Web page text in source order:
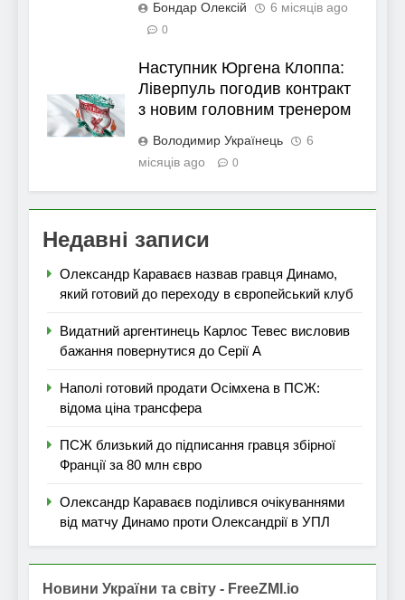
Бондар Олексій 6 місяців ago
0
Наступник Юргена Клоппа:
Ліверпуль погодив контракт
з новим головним тренером
Володимир Українець
6
місяців ago
0
Недавні записи
Олександр Караваєв назвав гравця Динамо,
який готовий до переходу в європейський клуб
Видатний аргентинець Карлос Тевес висловив
бажання повернутися до Серії А
Наполі готовий продати Осімхена в ПСЖ:
відома ціна трансфера
ПСЖ близький до підписання гравця збірної
Франції за 80 млн євро
Олександр Караваєв поділився очікуваннями
від матчу Динамо проти Олександрії в УПЛ
Новини України та світу - FreeZMI.io